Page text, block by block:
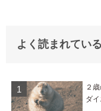
よく読まれてい
２
ダ